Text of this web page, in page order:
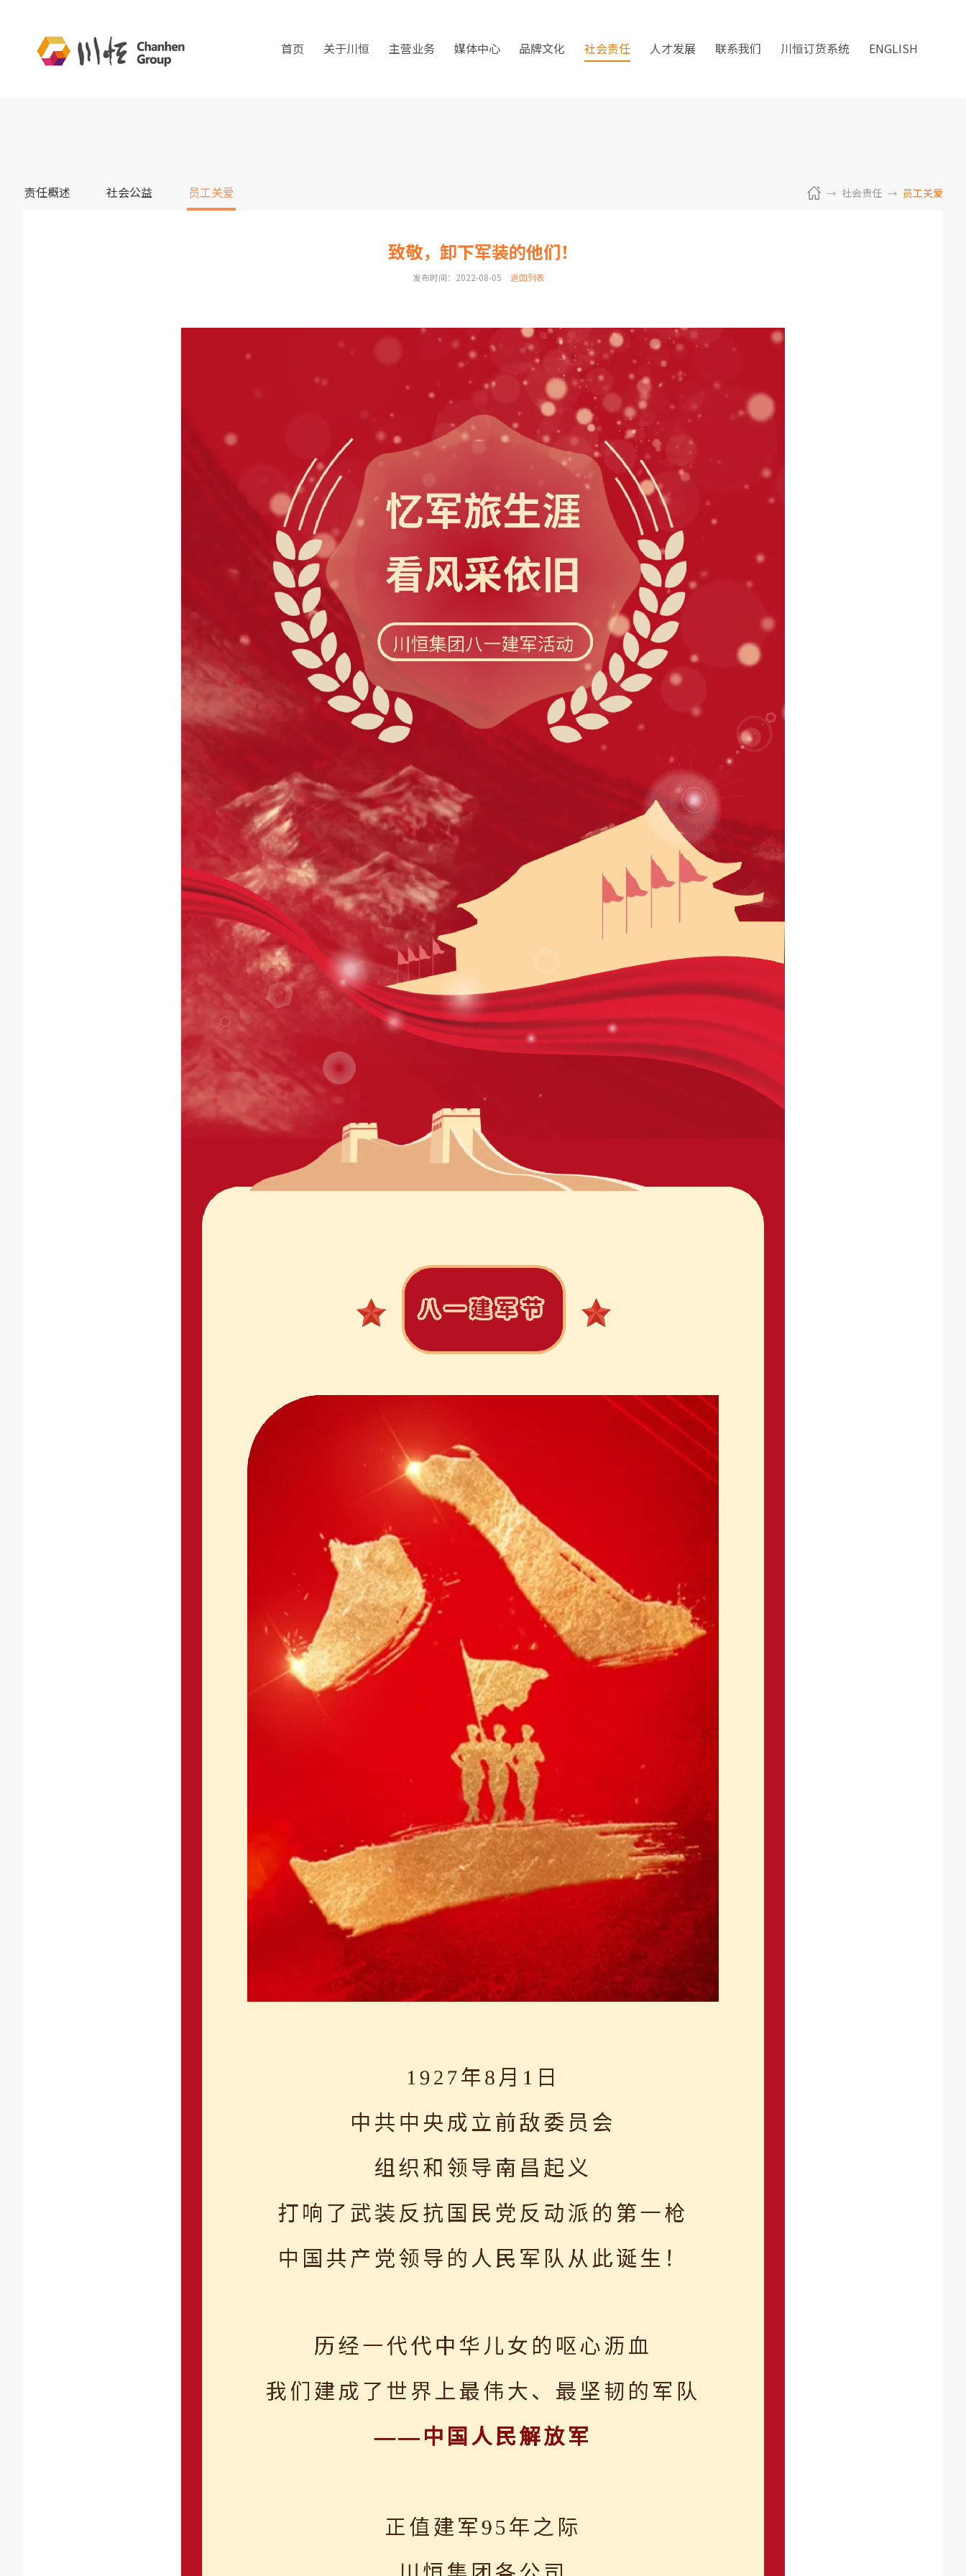
首页 关于川恒 主营业务 媒体中心 品牌文化 社会责任 人才发展 联系我们 川恒订货系统 ENGLISH
责任概述 社会公益 员工关爱 社会责任 员工关爱
致敬，卸下军装的他们！
发布时间：2022-08-05 返回列表